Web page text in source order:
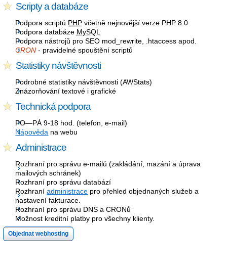
Scripty a databáze
Podpora scriptů PHP včetně nejnovější verze PHP 8.0
Podpora databáze MySQL
Podpora nástrojů pro SEO mod_rewrite, .htaccess apod.
CRON - pravidelné spouštění scriptů
Statistiky návštěvnosti
Podrobné statistiky návštěvnosti (AWStats)
Znázorňování textové i grafické
Technická podpora
PO—PÁ 9-18 hod. (telefon, e-mail)
Nápověda na webu
Administrace
Rozhraní pro správu e-mailů (zakládání, mazání a úprava
mailových schránek)
Rozhraní pro správu databází
Rozhraníadministrace pro přehled objednaných služeb a
nastavení fakturace.
Rozhraní pro správu DNS a CRONů
Možnost kreditní platby pro všechny klienty.
Objednat webhosting